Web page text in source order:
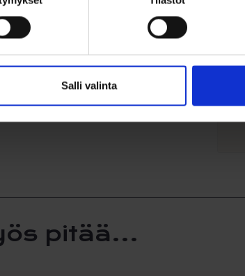
Salli valinta
pitää...